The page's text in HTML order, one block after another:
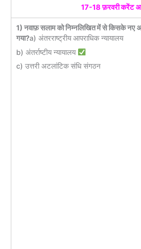
17-18 फ़रवरी करेंट
1) नवाफ़ सलाम को निम्नलिखित में से किसके नए
गया?a) अंतरराष्ट्रीय आपराधिक न्यायालय
b) अंतर्राष्टीय न्यायालय
c) उत्तरी अटलांटिक संधि संगठन